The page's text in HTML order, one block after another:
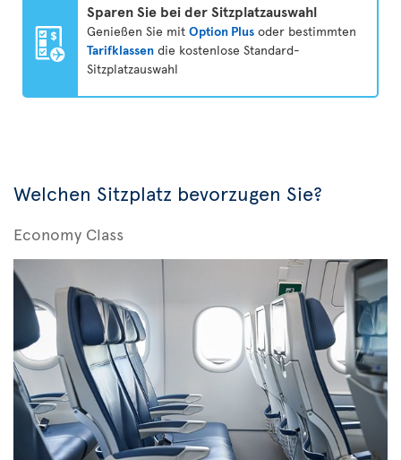
Sparen Sie bei der Sitzplatzauswahl
Genießen Sie mit Option Plus oder bestimmten
Tarifklassen die kostenlose Standard-
Sitzplatzauswahl
Welchen Sitzplatz bevorzugen Sie?
Economy Class